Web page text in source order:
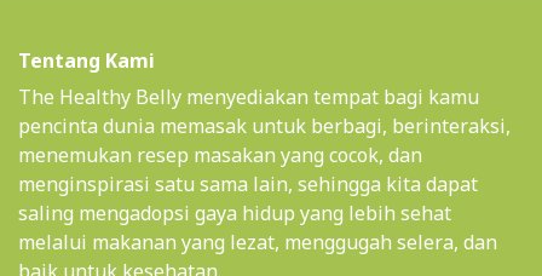
Tentang Kami
The Healthy Belly menyediakan tempat bagi kamu
pencinta dunia memasak untuk berbagi, berinteraksi,
menemukan resep masakan yang cocok, dan
menginspirasi satu sama lain, sehingga kita dapat
saling mengadopsi gaya hidup yang lebih sehat
melalui makanan yang lezat, menggugah selera, dan